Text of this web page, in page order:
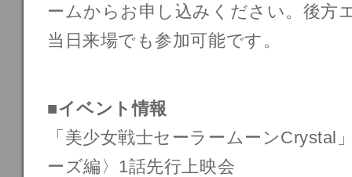
ームからお申し込みください。後方
当日来場でも参加可能です。
■イベント情報
「美少女戦士セーラームーンCrystal
ーズ編〉1話先行上映会